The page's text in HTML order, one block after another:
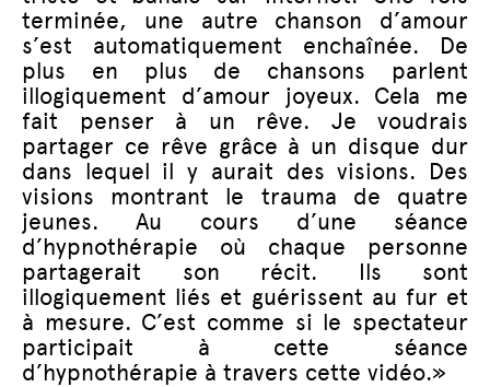
terminée, une autre chanson d’amour
s’est automatiquement enchaînée. De
plus en plus de chansons parlent
illogiquement d’amour joyeux. Cela me
fait penser à un rêve. Je voudrais
partager ce rêve grâce à un disque dur
dans lequel il y aurait des visions. Des
visions montrant le trauma de quatre
jeunes. Au cours d’une séance
d’hypnothérapie où chaque personne
partagerait son récit. Ils sont
illogiquement liés et guérissent au fur et
à mesure. C’est comme si le spectateur
participait à cette séance
d’hypnothérapie à travers cette vidéo.»